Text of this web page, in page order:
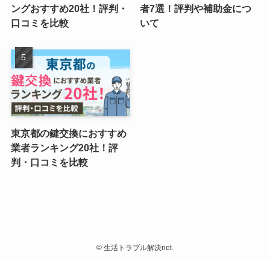
ングおすすめ20社！評判・
口コミを比較
者7選！評判や補助金につ
いて
東京都の鍵交換におすすめ
業者ランキング20社！評
判・口コミを比較
© 生活トラブル解決net.